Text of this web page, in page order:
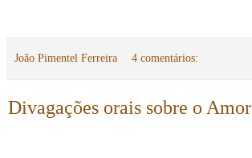
João Pimentel Ferreira 4 comentários:
Divagações orais sobre o Amor